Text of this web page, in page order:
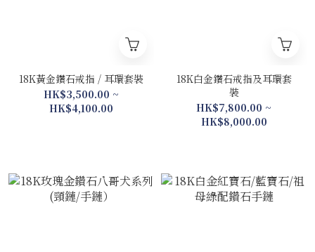
18K黃金鑽石戒指 / 耳環套裝
HK$3,500.00 ~
HK$4,100.00
18K白金鑽石戒指及耳環套
裝
HK$7,800.00 ~
HK$8,000.00